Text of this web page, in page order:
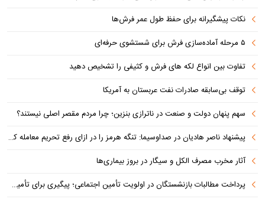
نکات پیشگیرانه برای حفظ طول عمر فرش‌ها
۵ مرحله آماده‌سازی فرش برای شستشوی حرفه‌ای
تفاوت‌ بین انواع لکه های فرش و کثیفی را تشخیص دهید
توقف بی‌سابقه صادرات نفت عربستان به آمریکا
سهم پنهان دولت و صنعت در ناترازی بنزین؛ چرا مردم مقصر اصلی نیستند؟
پیشنهاد ناصر هادیان در صداوسیما: تنگه هرمز را در ازای رفع تحریم معامله کنیم
آثار مخرب مصرف الکل و سیگار در بروز بیماری‌ها
پرداخت مطالبات بازنشستگان در اولویت تأمین اجتماعی؛ پیگیری برای تأمین منابع ادامه دارد